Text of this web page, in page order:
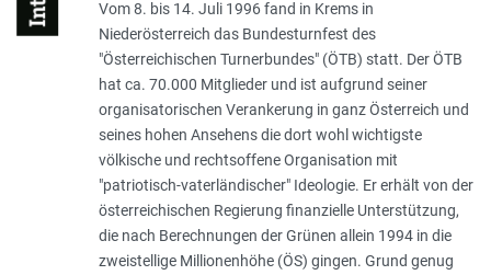
Einleitung
Vom 8. bis 14. Juli 1996 fand in Krems in
Niederösterreich das Bundesturnfest des
"Österreichischen Turnerbundes" (ÖTB) statt. Der ÖTB
hat ca. 70.000 Mitglieder und ist aufgrund seiner
organisatorischen Verankerung in ganz Österreich und
seines hohen Ansehens die dort wohl wichtigste
völkische und rechtsoffene Organisation mit
"patriotisch-vaterländischer" Ideologie. Er erhält von der
österreichischen Regierung finanzielle Unterstützung,
die nach Berechnungen der Grünen allein 1994 in die
zweistellige Millionenhöhe (ÖS) gingen. Grund genug